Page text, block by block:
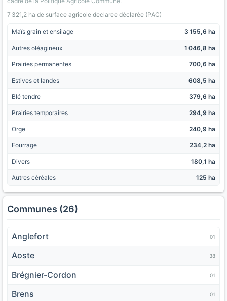
7 321,2 ha de surface agricole declaree déclarée (PAC)
Maïs grain et ensilage 3 155,6 ha
Autres oléagineux 1 046,8 ha
Prairies permanentes 700,6 ha
Estives et landes 608,5 ha
Blé tendre 379,6 ha
Prairies temporaires 294,9 ha
Orge 240,9 ha
Fourrage 234,2 ha
Divers 180,1 ha
Autres céréales 125 ha
Communes (26)
Anglefort 01
Aoste 38
Brégnier-Cordon 01
Brens 01